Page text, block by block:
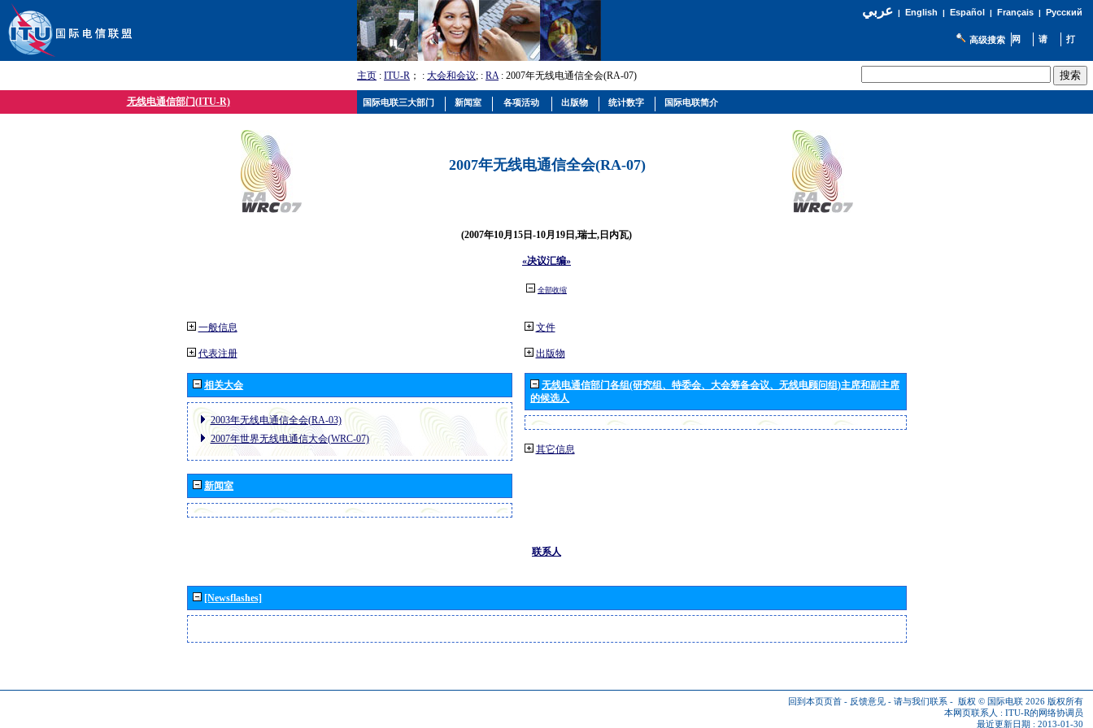
عربي| English | Español | Français| Русский
高级搜索
主页 : ITU-R ； : 大会和会议; : RA: 2007年无线电通信全会(RA-07)
无线电通信部门(ITU-R)
2007年无线电通信全会(RA-07)
(2007年10月15日-10月19日,瑞士,日内瓦)
«决议汇编»
全部收缩
一般信息
代表注册
相关大会
2003年无线电通信全会(RA-03)
2007年世界无线电通信大会(WRC-07)
新闻室
文件
出版物
无线电通信部门各组(研究组、特委会、大会筹备会议、无线电顾问组)主席和副主席
的候选人
其它信息
联系人
[Newsflashes]
回到本页页首 - 反馈意见 - 请与我们联系 - 版权 © 国际电联 2026 版权所有
本网页联系人 : ITU-R的网络协调员
最近更新日期 : 2013-01-30
国际电联三大部门 新闻室 各项活动 出版物 统计数字 国际电联简介